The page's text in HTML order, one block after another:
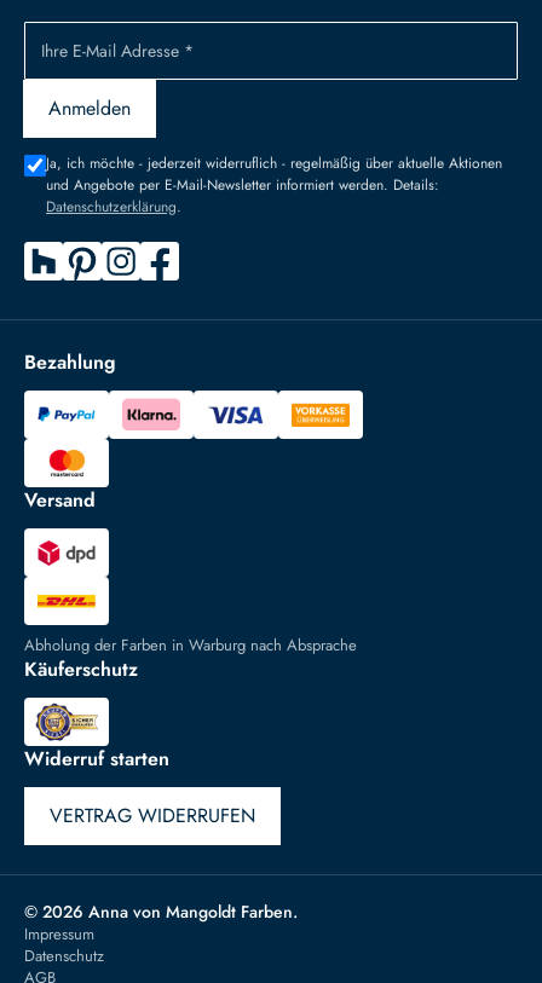
Ihre E-Mail Adresse *
Anmelden
Ja, ich möchte - jederzeit widerruflich - regelmäßig über aktuelle Aktionen
und Angebote per E-Mail-Newsletter informiert werden. Details:
Datenschutzerklärung.
Bezahlung
Versand
Abholung der Farben in Warburg nach Absprache
Käuferschutz
Widerruf starten
VERTRAG WIDERRUFEN
© 2026 Anna von Mangoldt Farben.
Impressum
Datenschutz
AGB